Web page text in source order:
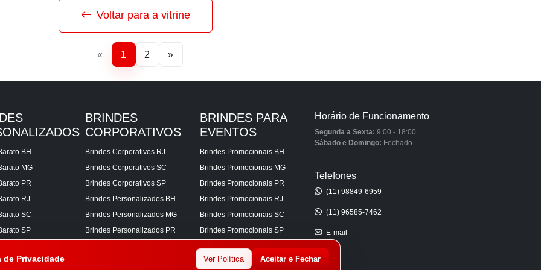
Voltar para a vitrine
« 1 2 »
BH
MG
PR
RJ
SC
SP
MG
BRINDES
CORPORATIVOS
Brindes Corporativos RJ
Brindes Corporativos SC
Brindes Corporativos SP
Brindes Personalizados BH
Brindes Personalizados MG
Brindes Personalizados PR
BRINDES PARA
EVENTOS
Brindes Promocionais BH
Brindes Promocionais MG
Brindes Promocionais PR
Brindes Promocionais RJ
Brindes Promocionais SC
Brindes Promocionais SP
Brindes Promocionais CE
Horário de Funcionamento
Segunda a Sexta: 9:00 - 18:00
Sábado e Domingo: Fechado
Telefones
(11) 98849-6959
(11) 96585-7462
E-mail
de Privacidade Ver Política Aceitar e Fechar